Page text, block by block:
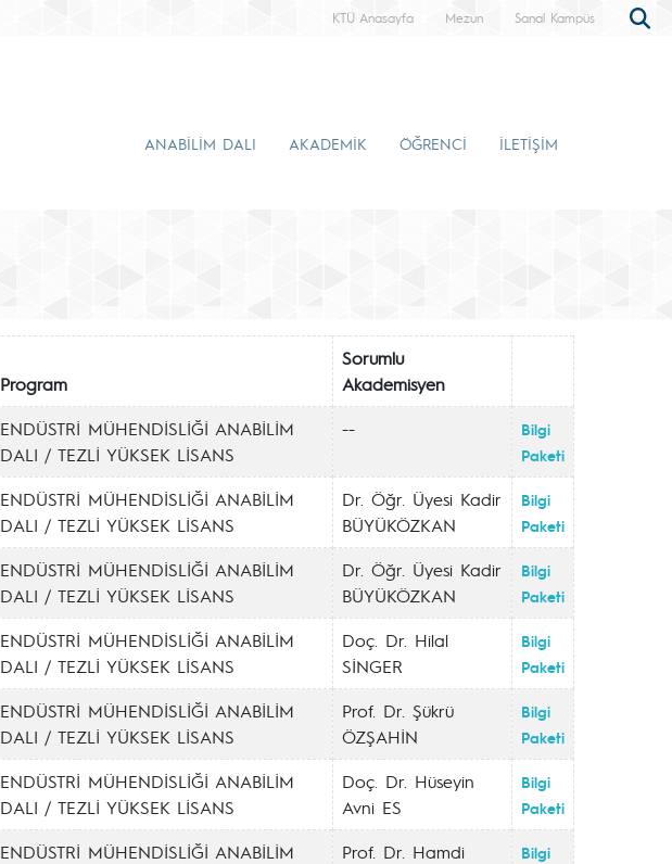
KTÜ Anasayfa Mezun Sanal Kampüs
ANABİLİM DALI AKADEMİK ÖĞRENCİ İLETİŞİM
Program
Sorumlu
Akademisyen
ENDÜSTRİ MÜHENDİSLİĞİ ANABİLİM
DALI / TEZLİ YÜKSEK LİSANS
--
Bilgi
Paketi
ENDÜSTRİ MÜHENDİSLİĞİ ANABİLİM
DALI / TEZLİ YÜKSEK LİSANS
Dr. Öğr. Üyesi Kadir
BÜYÜKÖZKAN
Bilgi
Paketi
ENDÜSTRİ MÜHENDİSLİĞİ ANABİLİM
DALI / TEZLİ YÜKSEK LİSANS
Dr. Öğr. Üyesi Kadir
BÜYÜKÖZKAN
Bilgi
Paketi
ENDÜSTRİ MÜHENDİSLİĞİ ANABİLİM
DALI / TEZLİ YÜKSEK LİSANS
Doç. Dr. Hilal
SİNGER
Bilgi
Paketi
ENDÜSTRİ MÜHENDİSLİĞİ ANABİLİM
DALI / TEZLİ YÜKSEK LİSANS
Prof. Dr. Şükrü
ÖZŞAHİN
Bilgi
Paketi
ENDÜSTRİ MÜHENDİSLİĞİ ANABİLİM
DALI / TEZLİ YÜKSEK LİSANS
Doç. Dr. Hüseyin
Avni ES
Bilgi
Paketi
ENDÜSTRİ MÜHENDİSLİĞİ ANABİLİM
Prof. Dr. Hamdi
Bilgi